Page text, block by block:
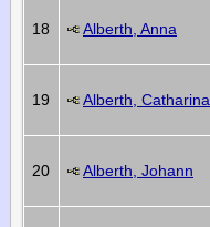
18 Alberth, Anna
19 Alberth, Catharina
20 Alberth, Johann